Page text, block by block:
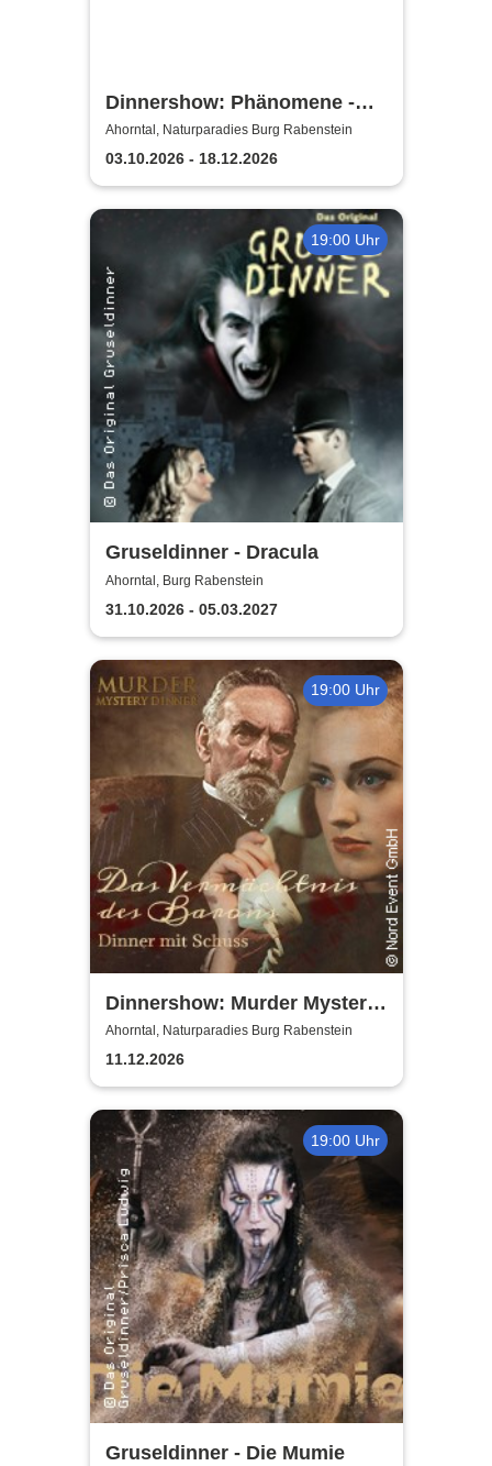
Dinnershow: Phänomene -
Danny Ocean
Ahorntal, Naturparadies Burg Rabenstein
03.10.2026 - 18.12.2026
19:00 Uhr
Gruseldinner - Dracula
Ahorntal, Burg Rabenstein
31.10.2026 - 05.03.2027
19:00 Uhr
Dinnershow: Murder Mystery
Dinner
Ahorntal, Naturparadies Burg Rabenstein
11.12.2026
19:00 Uhr
Gruseldinner - Die Mumie